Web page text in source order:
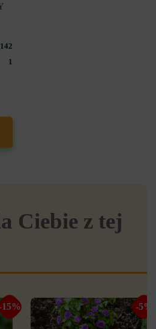
1
Ciebie z tej
15% -5%